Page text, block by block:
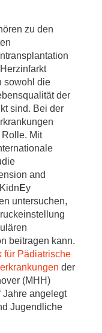
zu den
sowohl die
der
sind. Bei der
Mit
and
Ey
untersuchen,
beitragen kann.
für Pädiatrische
der
(MHH)
Jahre angelegt
Jugendliche